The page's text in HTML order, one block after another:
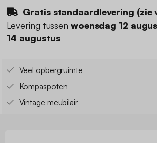
Gratis standaardlevering (zie
Levering tussen woensdag 12
14 augustus
Veel opbergruimte
Kompaspoten
Vintage meubilair